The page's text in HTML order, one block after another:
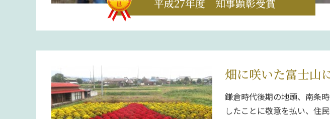
平成27年度 知事顕彰受賞
畑に咲いた富士山
鎌倉時代後期の地頭、南条
したことに敬意を払い、住